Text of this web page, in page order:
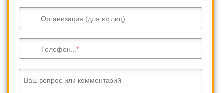
Организация (для юрлиц)
Телефон...
Ваш вопрос или комментарий